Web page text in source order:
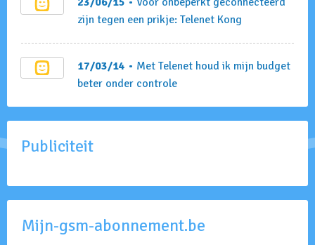
zijn tegen een prikje: Telenet Kong
17/03/14 • Met Telenet houd ik mijn budget
beter onder controle
Publiciteit
Mijn-gsm-abonnement.be